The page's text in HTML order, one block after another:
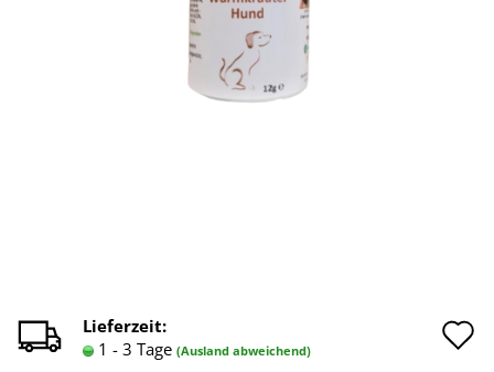
Lieferzeit:
1 - 3 Tage (Ausland abweichend)